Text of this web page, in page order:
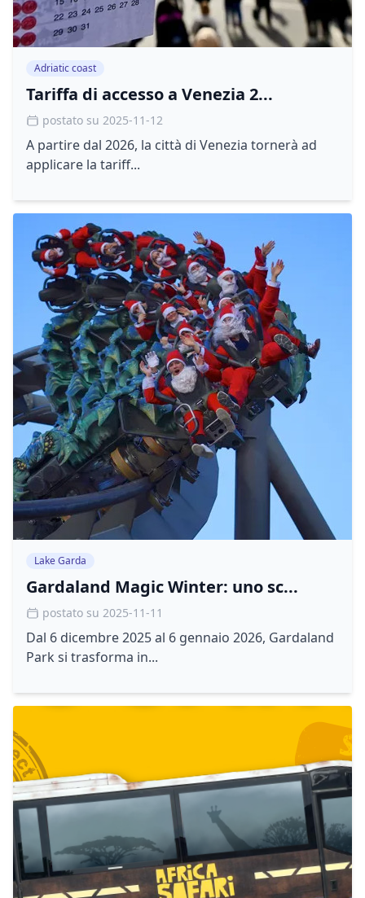
Adriatic coast
Tariffa di accesso a Venezia 2...
postato su 2025-11-12
A partire dal 2026, la città di Venezia tornerà ad
applicare la tariff...
Lake Garda
Gardaland Magic Winter: uno sc...
postato su 2025-11-11
Dal 6 dicembre 2025 al 6 gennaio 2026, Gardaland
Park si trasforma in...